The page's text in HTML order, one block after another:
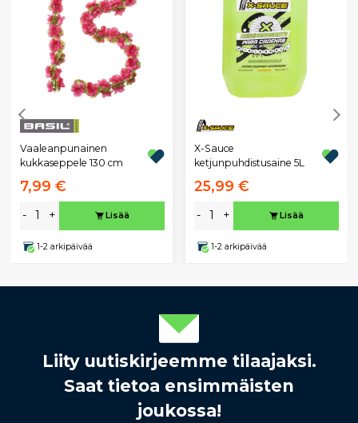
Vaaleanpunainen
kukkaseppele 130 cm
7,99 €
- + Lisää
1-2 arkipäivää
X-Sauce
ketjunpuhdistusaine 5L
25,99 €
- + Lisää
1-2 arkipäivää
Liity uutiskirjeemme tilaajaksi.
Saat tietoa ensimmäisten
joukossa!